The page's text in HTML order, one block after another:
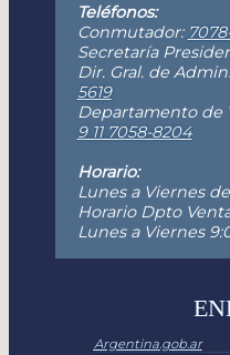
Teléfonos:
Conmutador:
Secretaría
Dir. Gral. de
5619
Departamento de
9 11 7058-8204
Horario:
Lunes a Viernes
Horario Dpto
Lunes a Viernes
Argentina.gob.ar